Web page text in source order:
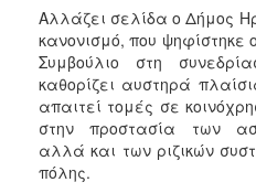
2020
2019
2018
2017
2016
2015
Αλλάζει σελίδα ο Δήμος
κανονισμό, που
Συμβούλιο στη
καθορίζει αυστηρά
απαιτεί τομές σε
στην προστασία των
αλλά και των ριζικών
πόλης.